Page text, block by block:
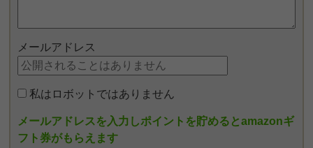
メールアドレス
私はロボットではありません
メールアドレスを入力しポイントを貯めるとamazonギ
フト券がもらえます